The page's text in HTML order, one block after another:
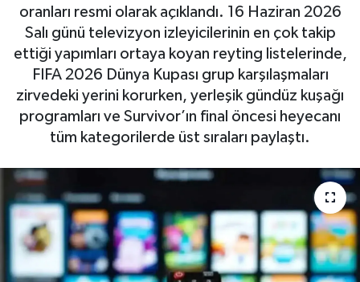
oranları resmi olarak açıklandı. 16 Haziran 2026
Salı günü televizyon izleyicilerinin en çok takip
ettiği yapımları ortaya koyan reyting listelerinde,
FIFA 2026 Dünya Kupası grup karşılaşmaları
zirvedeki yerini korurken, yerleşik gündüz kuşağı
programları ve Survivor’ın final öncesi heyecanı
tüm kategorilerde üst sıraları paylaştı.